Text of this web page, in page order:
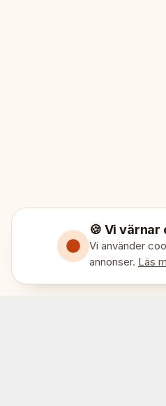
🍪 Vi
Vi använder
annonser. Läs